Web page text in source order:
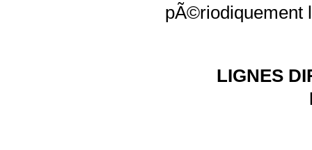
pÃ©riodiquement
LIGNES